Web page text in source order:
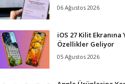
06 Ağustos 2026
iOS 27 Kilit Ekranına
Özellikler Geliyor
05 Ağustos 2026